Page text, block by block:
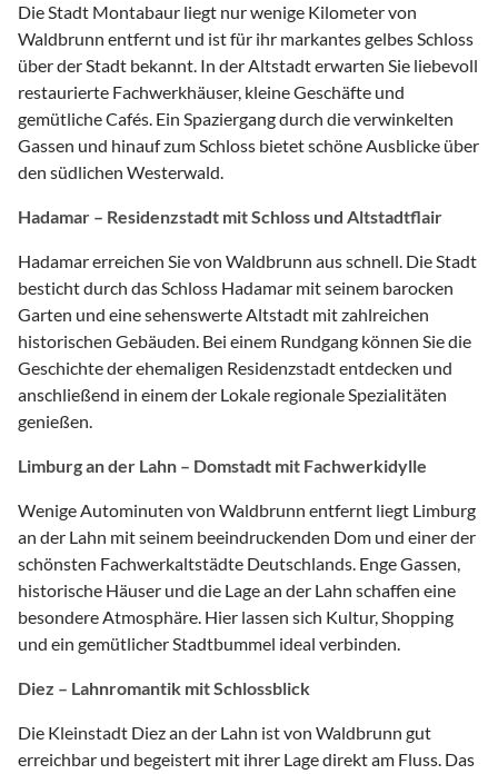
Die Stadt Montabaur liegt nur wenige Kilometer von
Waldbrunn entfernt und ist für ihr markantes gelbes Schloss
über der Stadt bekannt. In der Altstadt erwarten Sie liebevoll
restaurierte Fachwerkhäuser, kleine Geschäfte und
gemütliche Cafés. Ein Spaziergang durch die verwinkelten
Gassen und hinauf zum Schloss bietet schöne Ausblicke über
den südlichen Westerwald.
Hadamar – Residenzstadt mit Schloss und Altstadtflair
Hadamar erreichen Sie von Waldbrunn aus schnell. Die Stadt
besticht durch das Schloss Hadamar mit seinem barocken
Garten und eine sehenswerte Altstadt mit zahlreichen
historischen Gebäuden. Bei einem Rundgang können Sie die
Geschichte der ehemaligen Residenzstadt entdecken und
anschließend in einem der Lokale regionale Spezialitäten
genießen.
Limburg an der Lahn – Domstadt mit Fachwerkidylle
Wenige Autominuten von Waldbrunn entfernt liegt Limburg
an der Lahn mit seinem beeindruckenden Dom und einer der
schönsten Fachwerkaltstädte Deutschlands. Enge Gassen,
historische Häuser und die Lage an der Lahn schaffen eine
besondere Atmosphäre. Hier lassen sich Kultur, Shopping
und ein gemütlicher Stadtbummel ideal verbinden.
Diez – Lahnromantik mit Schlossblick
Die Kleinstadt Diez an der Lahn ist von Waldbrunn gut
erreichbar und begeistert mit ihrer Lage direkt am Fluss. Das